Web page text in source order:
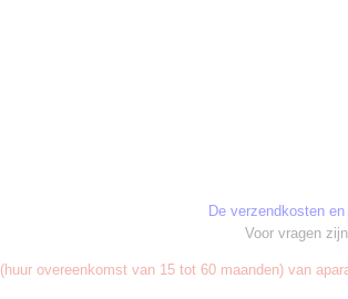
De verzendkosten
Voor vragen
(huur overeenkomst van 15 tot 60 maanden) van